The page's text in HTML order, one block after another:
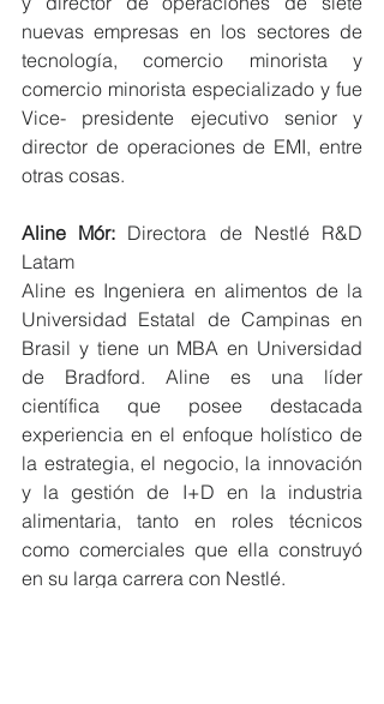
nuevas empresas en los sectores de
tecnología, comercio minorista y
comercio minorista especializado y fue
Vice- presidente ejecutivo senior y
director de operaciones de EMI, entre
otras cosas.
Aline Mór: Directora de Nestlé R&D
Latam
Aline es Ingeniera en alimentos de la
Universidad Estatal de Campinas en
Brasil y tiene un MBA en Universidad
de Bradford. Aline es una líder
científica que posee destacada
experiencia en el enfoque holístico de
la estrategia, el negocio, la innovación
y la gestión de I+D en la industria
alimentaria, tanto en roles técnicos
como comerciales que ella construyó
en su larga carrera con Nestlé.